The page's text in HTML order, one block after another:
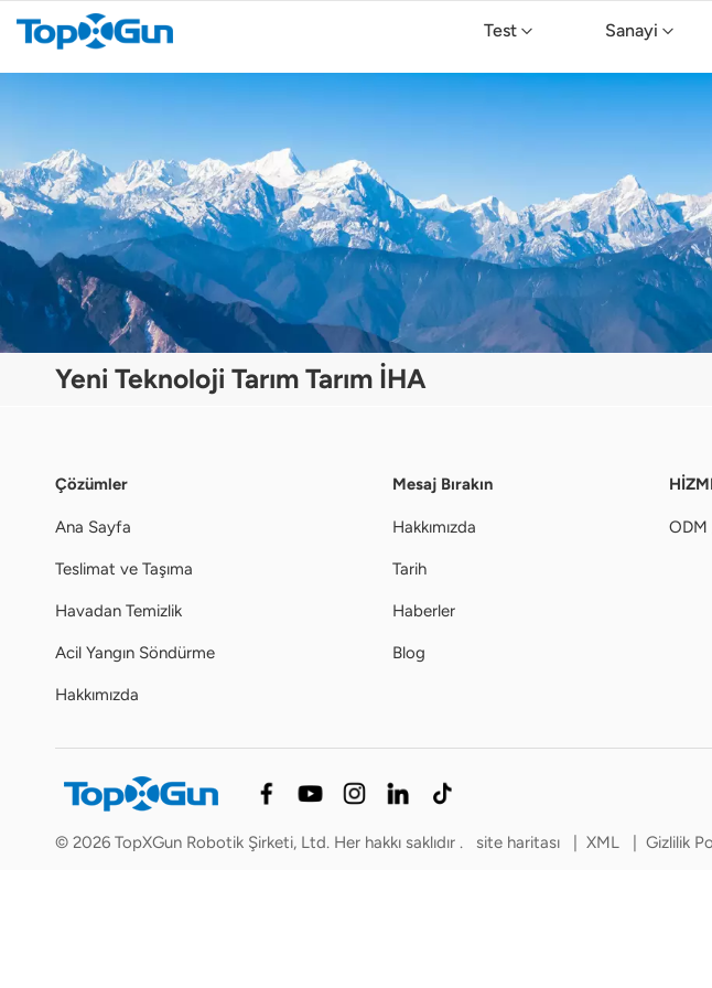
Test Sanayi
Yeni Teknoloji Tarım Tarım İHA
Çözümler
Ana Sayfa
Teslimat ve Taşıma
Havadan Temizlik
Acil Yangın Söndürme
Hakkımızda
Mesaj Bırakın
Hakkımızda
Tarih
Haberler
Blog
ODM
© 2026 TopXGun Robotik Şirketi, Ltd. Her hakkı saklıdır . site haritası XML Gizlilik